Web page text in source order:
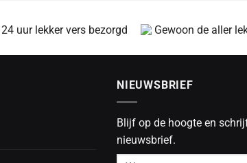
uur lekker vers bezorgd Gewoon de aller
NIEUWSBRIEF
Blijf op de hoogte en
nieuwsbrief.